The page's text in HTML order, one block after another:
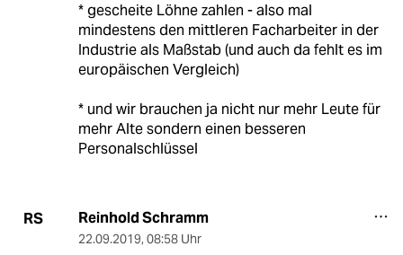
* gescheite Löhne zahlen - also mal
mindestens den mittleren Facharbeiter in der
Industrie als Maßstab (und auch da fehlt es im
europäischen Vergleich)
* und wir brauchen ja nicht nur mehr Leute für
mehr Alte sondern einen besseren
Personalschlüssel
RS Reinhold Schramm
22.09.2019, 08:58 Uhr